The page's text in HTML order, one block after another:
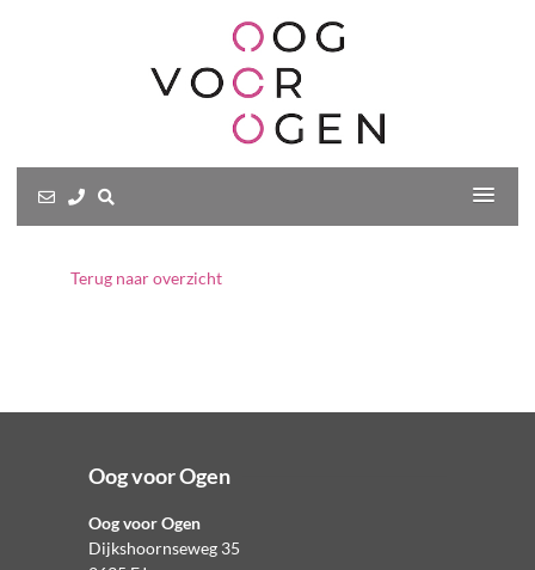
Terug naar overzicht
Oog voor Ogen
Oog voor Ogen
Dijkshoornseweg 35